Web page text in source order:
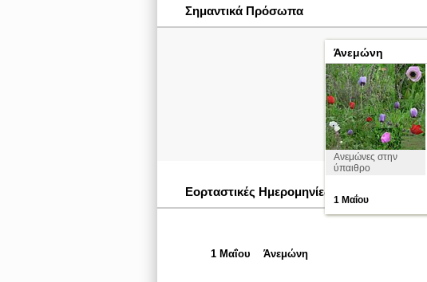
Σημαντικά Πρόσωπα
Άνεμώνη
Ανεμώνες στην
ύπαιθρο
1 Μαΐου
Εορταστικές Ημερομηνίες
1 Μαΐου Άνεμώνη